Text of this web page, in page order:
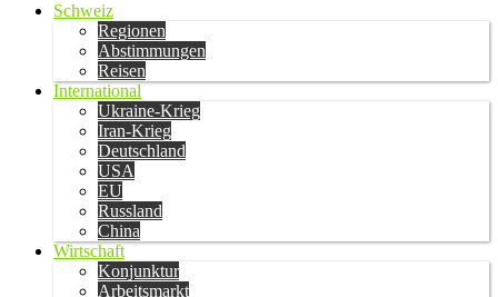
Schweiz
Regionen
Abstimmungen
Reisen
International
Ukraine-Krieg
Iran-Krieg
Deutschland
USA
EU
Russland
China
Wirtschaft
Konjunktur
Arbeitsmarkt